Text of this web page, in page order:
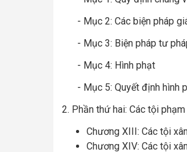
- Mục 2: Các biện pháp
- Mục 3: Biện pháp tư
- Mục 4: Hình phạt
- Mục 5: Quyết định hình
2. Phần thứ hai: Các tội phạm
Chương XIII: Các tội
Chương XIV: Các tội